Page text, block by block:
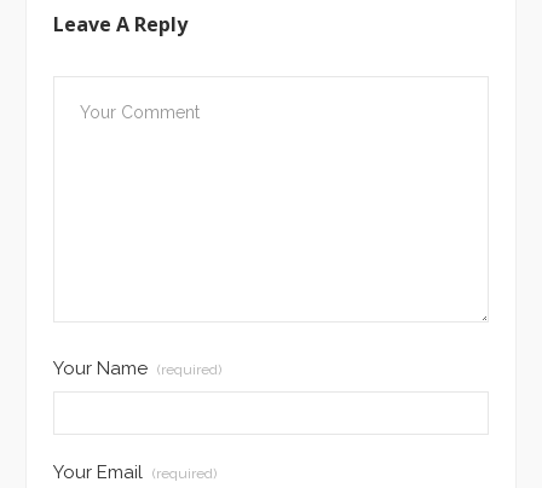
Leave A Reply
Your Name (required)
Your Email (required)